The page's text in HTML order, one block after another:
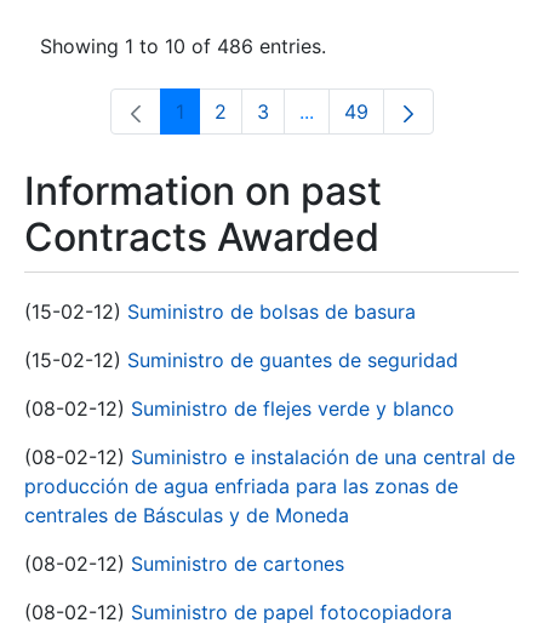
Showing 1 to 10 of 486 entries.
Page
1 Page
2 Page
3 ...Intermediate Pages Use
Page
49
Information on past
Contracts Awarded
(15-02-12) Suministro de bolsas de basura
(15-02-12) Suministro de guantes de seguridad
(08-02-12) Suministro de flejes verde y blanco
(08-02-12) Suministro e instalación de una central de
producción de agua enfriada para las zonas de
centrales de Básculas y de Moneda
(08-02-12) Suministro de cartones
(08-02-12) Suministro de papel fotocopiadora